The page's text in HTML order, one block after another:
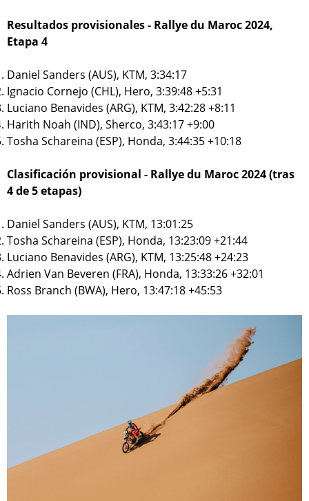
Resultados provisionales - Rallye du Maroc 2024,
Etapa 4
Daniel Sanders (AUS), KTM, 3:34:17
Ignacio Cornejo (CHL), Hero, 3:39:48 +5:31
Luciano Benavides (ARG), KTM, 3:42:28 +8:11
Harith Noah (IND), Sherco, 3:43:17 +9:00
Tosha Schareina (ESP), Honda, 3:44:35 +10:18
Clasificación provisional - Rallye du Maroc 2024 (tras
4 de 5 etapas)
Daniel Sanders (AUS), KTM, 13:01:25
Tosha Schareina (ESP), Honda, 13:23:09 +21:44
Luciano Benavides (ARG), KTM, 13:25:48 +24:23
Adrien Van Beveren (FRA), Honda, 13:33:26 +32:01
Ross Branch (BWA), Hero, 13:47:18 +45:53